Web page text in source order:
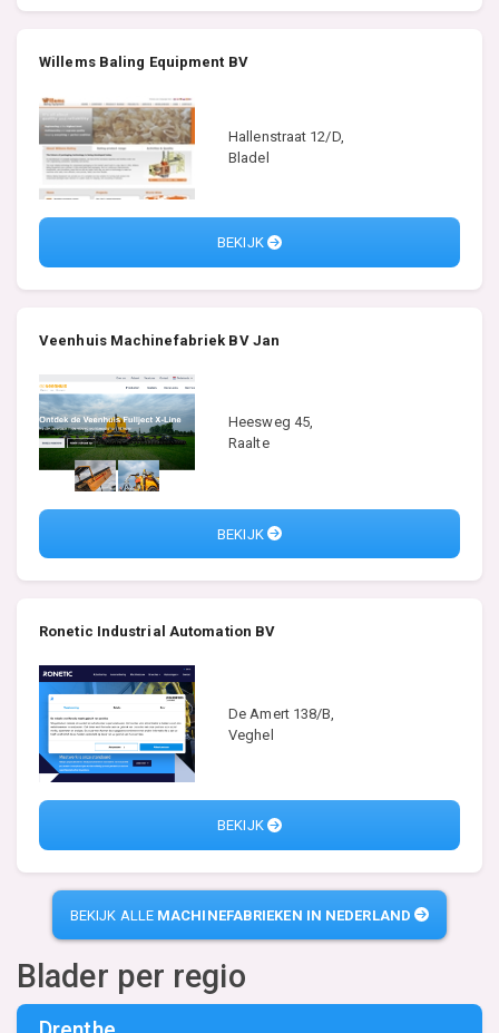
Willems Baling Equipment BV
Hallenstraat 12/D,
Bladel
BEKIJK
Veenhuis Machinefabriek BV Jan
Heesweg 45,
Raalte
BEKIJK
Ronetic Industrial Automation BV
De Amert 138/B,
Veghel
BEKIJK
BEKIJK ALLE MACHINEFABRIEKEN IN NEDERLAND
Blader per regio